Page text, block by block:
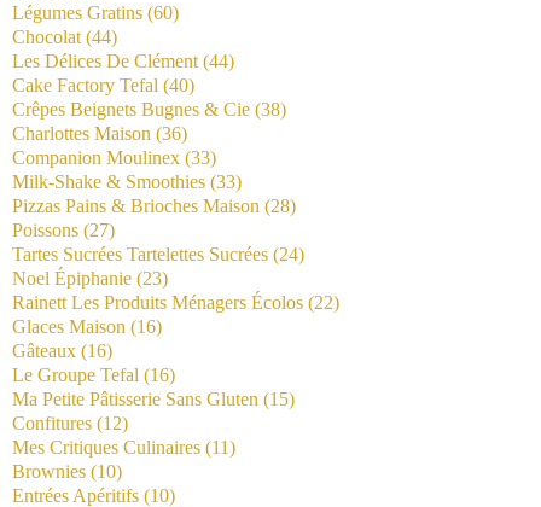
Légumes Gratins (60)
Chocolat (44)
Les Délices De Clément (44)
Cake Factory Tefal (40)
Crêpes Beignets Bugnes & Cie (38)
Charlottes Maison (36)
Companion Moulinex (33)
Milk-Shake & Smoothies (33)
Pizzas Pains & Brioches Maison (28)
Poissons (27)
Tartes Sucrées Tartelettes Sucrées (24)
Noel Épiphanie (23)
Rainett Les Produits Ménagers Écolos (22)
Glaces Maison (16)
Gâteaux (16)
Le Groupe Tefal (16)
Ma Petite Pâtisserie Sans Gluten (15)
Confitures (12)
Mes Critiques Culinaires (11)
Brownies (10)
Entrées Apéritifs (10)